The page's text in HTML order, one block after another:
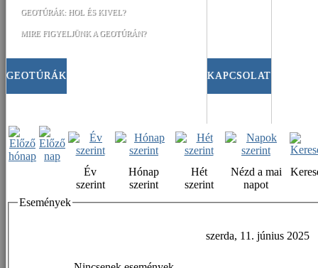
GEOTÚRÁK
GEOTÚRÁK: HOL ÉS KIVEL?
MIRE FIGYELJÜNK A GEOTÚRÁN?
KAPCSOLAT
Év
szerint
Hónap
szerint
Hét
szerint
Nézd a mai
napot
Események
szerda, 11. június 2025